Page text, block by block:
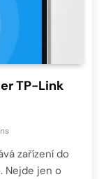
TP-Link
zařízení do
Nejde jen o